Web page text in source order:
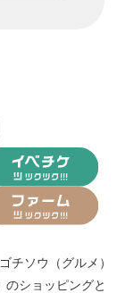
ゴチソウ（グルメ）
のショッピングと